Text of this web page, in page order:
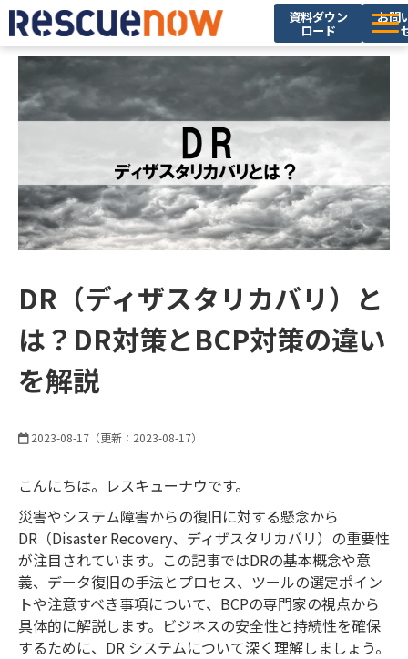
資料ダウン
ロード
お問
セミナー・イベント
ブログ
お役立ち資料
ニュース
企業情報
DR（ディザスタリカバリ）と
は？DR対策とBCP対策の違い
を解説
2023-08-17 （更新： 2023-08-17）
こんにちは。レスキューナウです。
災害やシステム障害からの復旧に対する懸念から
DR（Disaster Recovery、ディザスタリカバリ）の重要性
が注目されています。この記事ではDRの基本概念や意
義、データ復旧の手法とプロセス、ツールの選定ポイン
トや注意すべき事項について、BCPの専門家の視点から
具体的に解説します。ビジネスの安全性と持続性を確保
するために、DR システムについて深く理解しましょう。